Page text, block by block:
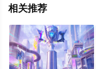
相关推荐